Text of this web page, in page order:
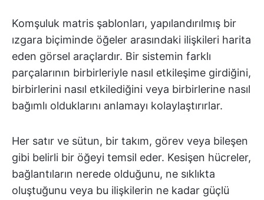
Komşuluk matris şablonları, yapılandırılmış bir
ızgara biçiminde öğeler arasındaki ilişkileri harita
eden görsel araçlardır. Bir sistemin farklı
parçalarının birbirleriyle nasıl etkileşime girdiğini,
birbirlerini nasıl etkilediğini veya birbirlerine nasıl
bağımlı olduklarını anlamayı kolaylaştırırlar.
Her satır ve sütun, bir takım, görev veya bileşen
gibi belirli bir öğeyi temsil eder. Kesişen hücreler,
bağlantıların nerede olduğunu, ne sıklıkta
oluştuğunu veya bu ilişkilerin ne kadar güçlü